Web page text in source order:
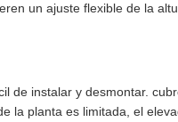
un ajuste flexible de la
de instalar y desmontar.
la planta es limitada, el